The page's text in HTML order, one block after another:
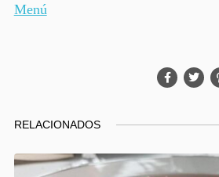
Menú
RELACIONADOS